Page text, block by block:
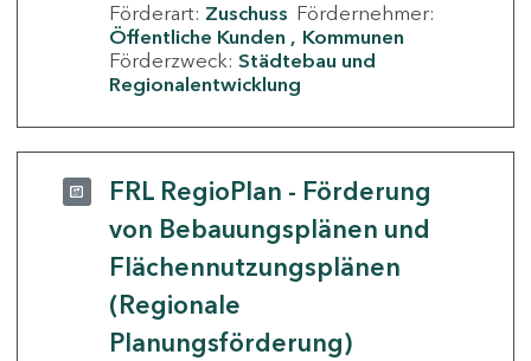
Förderart: Zuschuss Fördernehmer:
Öffentliche Kunden
Kommunen
Förderzweck: Städtebau und
Regionalentwicklung
FRL RegioPlan - Förderung
von Bebauungsplänen und
Flächennutzungsplänen
(Regionale
Planungsförderung)